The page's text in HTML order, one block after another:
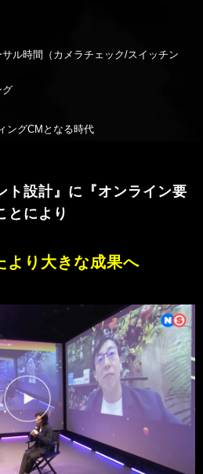
ル時間 （カメラチェック/スイッチン
グ
ングCMとなる時代
ト設計』に『オンライン要
とにより
より大きな成果へ